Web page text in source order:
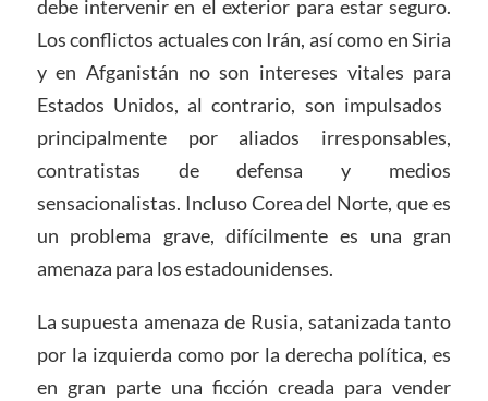
debe intervenir en el exterior para estar seguro.
Los conflictos actuales con Irán, así como en Siria
y en Afganistán no son intereses vitales para
Estados Unidos, al contrario, son impulsados ​​
principalmente por aliados irresponsables,
contratistas de defensa y medios
sensacionalistas. Incluso Corea del Norte, que es
un problema grave, difícilmente es una gran
amenaza para los estadounidenses.
La supuesta amenaza de Rusia, satanizada tanto
por la izquierda como por la derecha política, es
en gran parte una ficción creada para vender